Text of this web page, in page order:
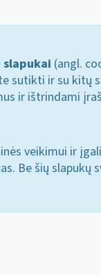
slapukai (angl.
sutikti ir su kitų
ir ištrindami
veikimui ir
Be šių slapukų